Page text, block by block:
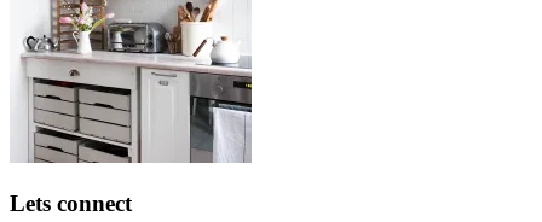
Lets connect